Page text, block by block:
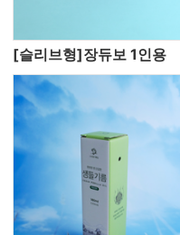
[슬리브형]장듀보 1인용